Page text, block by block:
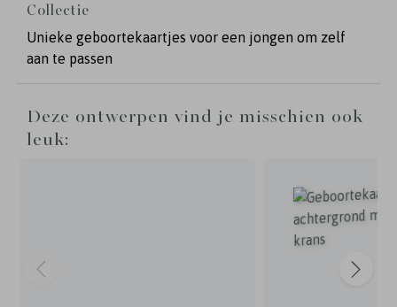
Collectie
Unieke geboortekaartjes voor een jongen om zelf
aan te passen
Deze ontwerpen vind je misschien ook
leuk: